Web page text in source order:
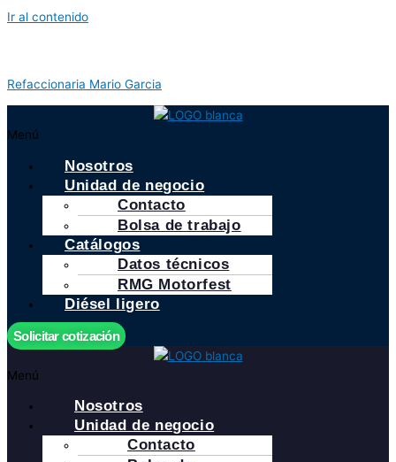
Ir al contenido
Refaccionaria Mario Garcia
Menú
Nosotros
Unidad de negocio
Contacto
Bolsa de trabajo
Catálogos
Datos técnicos
RMG Motorfest
Diésel ligero
Solicitar cotización
Menú
Nosotros
Unidad de negocio
Contacto